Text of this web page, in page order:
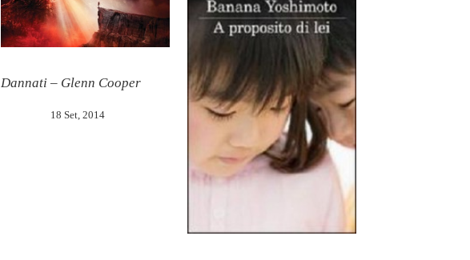
Dannati – Glenn Cooper
18 Set, 2014